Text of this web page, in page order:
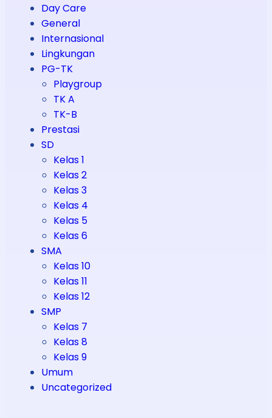
Day Care
General
Internasional
Lingkungan
PG-TK
Playgroup
TK A
TK-B
Prestasi
SD
Kelas 1
Kelas 2
Kelas 3
Kelas 4
Kelas 5
Kelas 6
SMA
Kelas 10
Kelas 11
Kelas 12
SMP
Kelas 7
Kelas 8
Kelas 9
Umum
Uncategorized